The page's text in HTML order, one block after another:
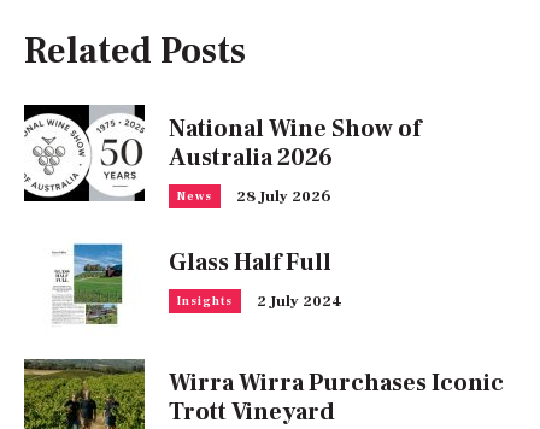
Related Posts
National Wine Show of
Australia 2026
News 28 July 2026
Glass Half Full
Insights 2 July 2024
Wirra Wirra Purchases Iconic
Trott Vineyard